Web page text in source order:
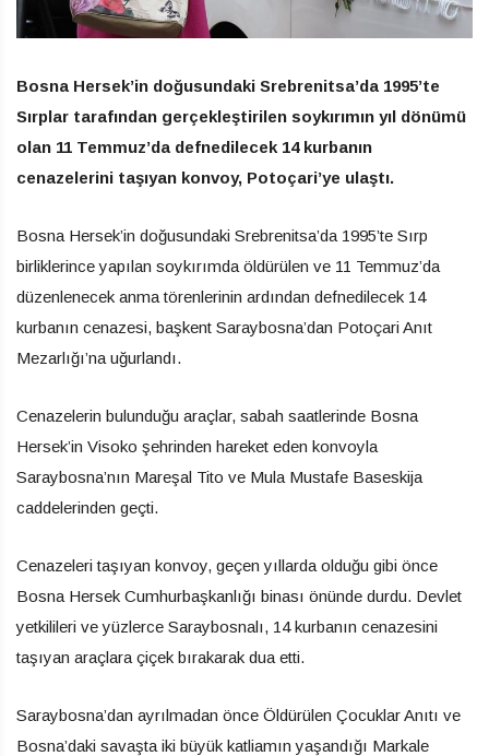
Bosna Hersek’in doğusundaki Srebrenitsa’da 1995’te
Sırplar tarafından gerçekleştirilen soykırımın yıl dönümü
olan 11 Temmuz’da defnedilecek 14 kurbanın
cenazelerini taşıyan konvoy, Potoçari’ye ulaştı.
Bosna Hersek’in doğusundaki Srebrenitsa’da 1995’te Sırp
birliklerince yapılan soykırımda öldürülen ve 11 Temmuz’da
düzenlenecek anma törenlerinin ardından defnedilecek 14
kurbanın cenazesi, başkent Saraybosna’dan Potoçari Anıt
Mezarlığı’na uğurlandı.
Cenazelerin bulunduğu araçlar, sabah saatlerinde Bosna
Hersek’in Visoko şehrinden hareket eden konvoyla
Saraybosna’nın Mareşal Tito ve Mula Mustafe Baseskija
caddelerinden geçti.
Cenazeleri taşıyan konvoy, geçen yıllarda olduğu gibi önce
Bosna Hersek Cumhurbaşkanlığı binası önünde durdu. Devlet
yetkilileri ve yüzlerce Saraybosnalı, 14 kurbanın cenazesini
taşıyan araçlara çiçek bırakarak dua etti.
Saraybosna’dan ayrılmadan önce Öldürülen Çocuklar Anıtı ve
Bosna’daki savaşta iki büyük katliamın yaşandığı Markale